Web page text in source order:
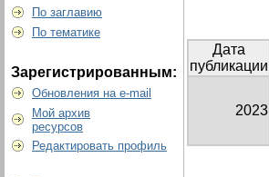
По заглавию
По тематике
Зарегистрированным:
Обновления на e-mail
Мой архив
ресурсов
Редактировать профиль
Дата
публикации
2023